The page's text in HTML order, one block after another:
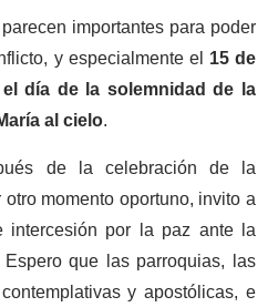
importantes para poder
y especialmente el 15 de
día de la solemnidad de la
al cielo.
de la celebración de la
momento oportuno, invito a
por la paz ante la
que las parroquias, las
y apostólicas, e